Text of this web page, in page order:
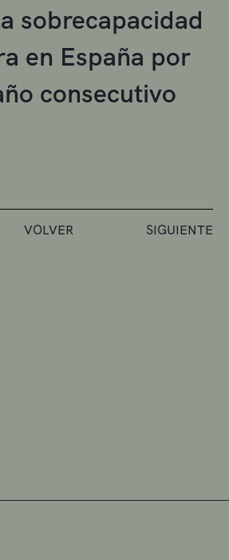
sobrecapacidad
en España por
consecutivo
VOLVER SIGUIENTE